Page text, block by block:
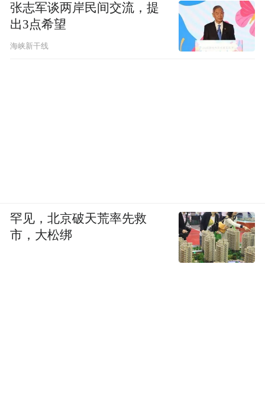
张志军谈两岸民间交流，提
出3点希望
海峡新干线
罕见，北京破天荒率先救
市，大松绑